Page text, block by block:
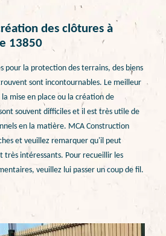
des clôtures à
13850
pour la protection des terrains, des biens
sont incontournables. Le meilleur
mise en place ou la création de
souvent difficiles et il est très utile de
en la matière. MCA Construction
et veuillez remarquer qu'il peut
très intéressants. Pour recueillir les
veuillez lui passer un coup de fil.